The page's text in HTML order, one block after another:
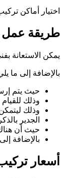
اختيار أماكن
طريقة عمل
يمكن الاستعانة
بالإضافة إلى ما
حيث يتم
وذلك
وذلك
الجدير
حيث أن
بالإضافة
أسعار